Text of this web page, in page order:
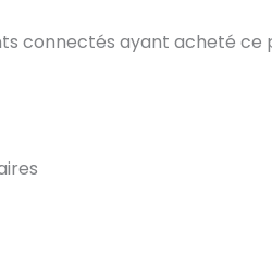
connectés ayant acheté ce